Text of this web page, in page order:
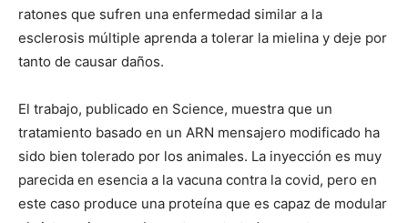
ratones que sufren una enfermedad similar a la
esclerosis múltiple aprenda a tolerar la mielina y deje por
tanto de causar daños.
El trabajo, publicado en Science, muestra que un
tratamiento basado en un ARN mensajero modificado ha
sido bien tolerado por los animales. La inyección es muy
parecida en esencia a la vacuna contra la covid, pero en
este caso produce una proteína que es capaz de modular